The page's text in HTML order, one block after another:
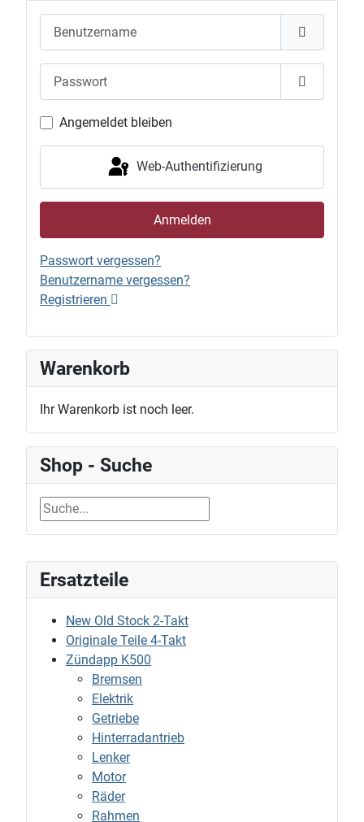
Ersatzteile
New Old Stock 2-Takt
Originale Teile 4-Takt
Zündapp K500
Bremsen
Elektrik
Getriebe
Hinterradantrieb
Lenker
Motor
Räder
Rahmen
Passwort
Angemeldet bleiben
Web-Authentifizierung
Anmelden
Passwort vergessen?
Benutzername vergessen?
Registrieren
Warenkorb
Ihr Warenkorb ist noch leer.
Shop - Suche